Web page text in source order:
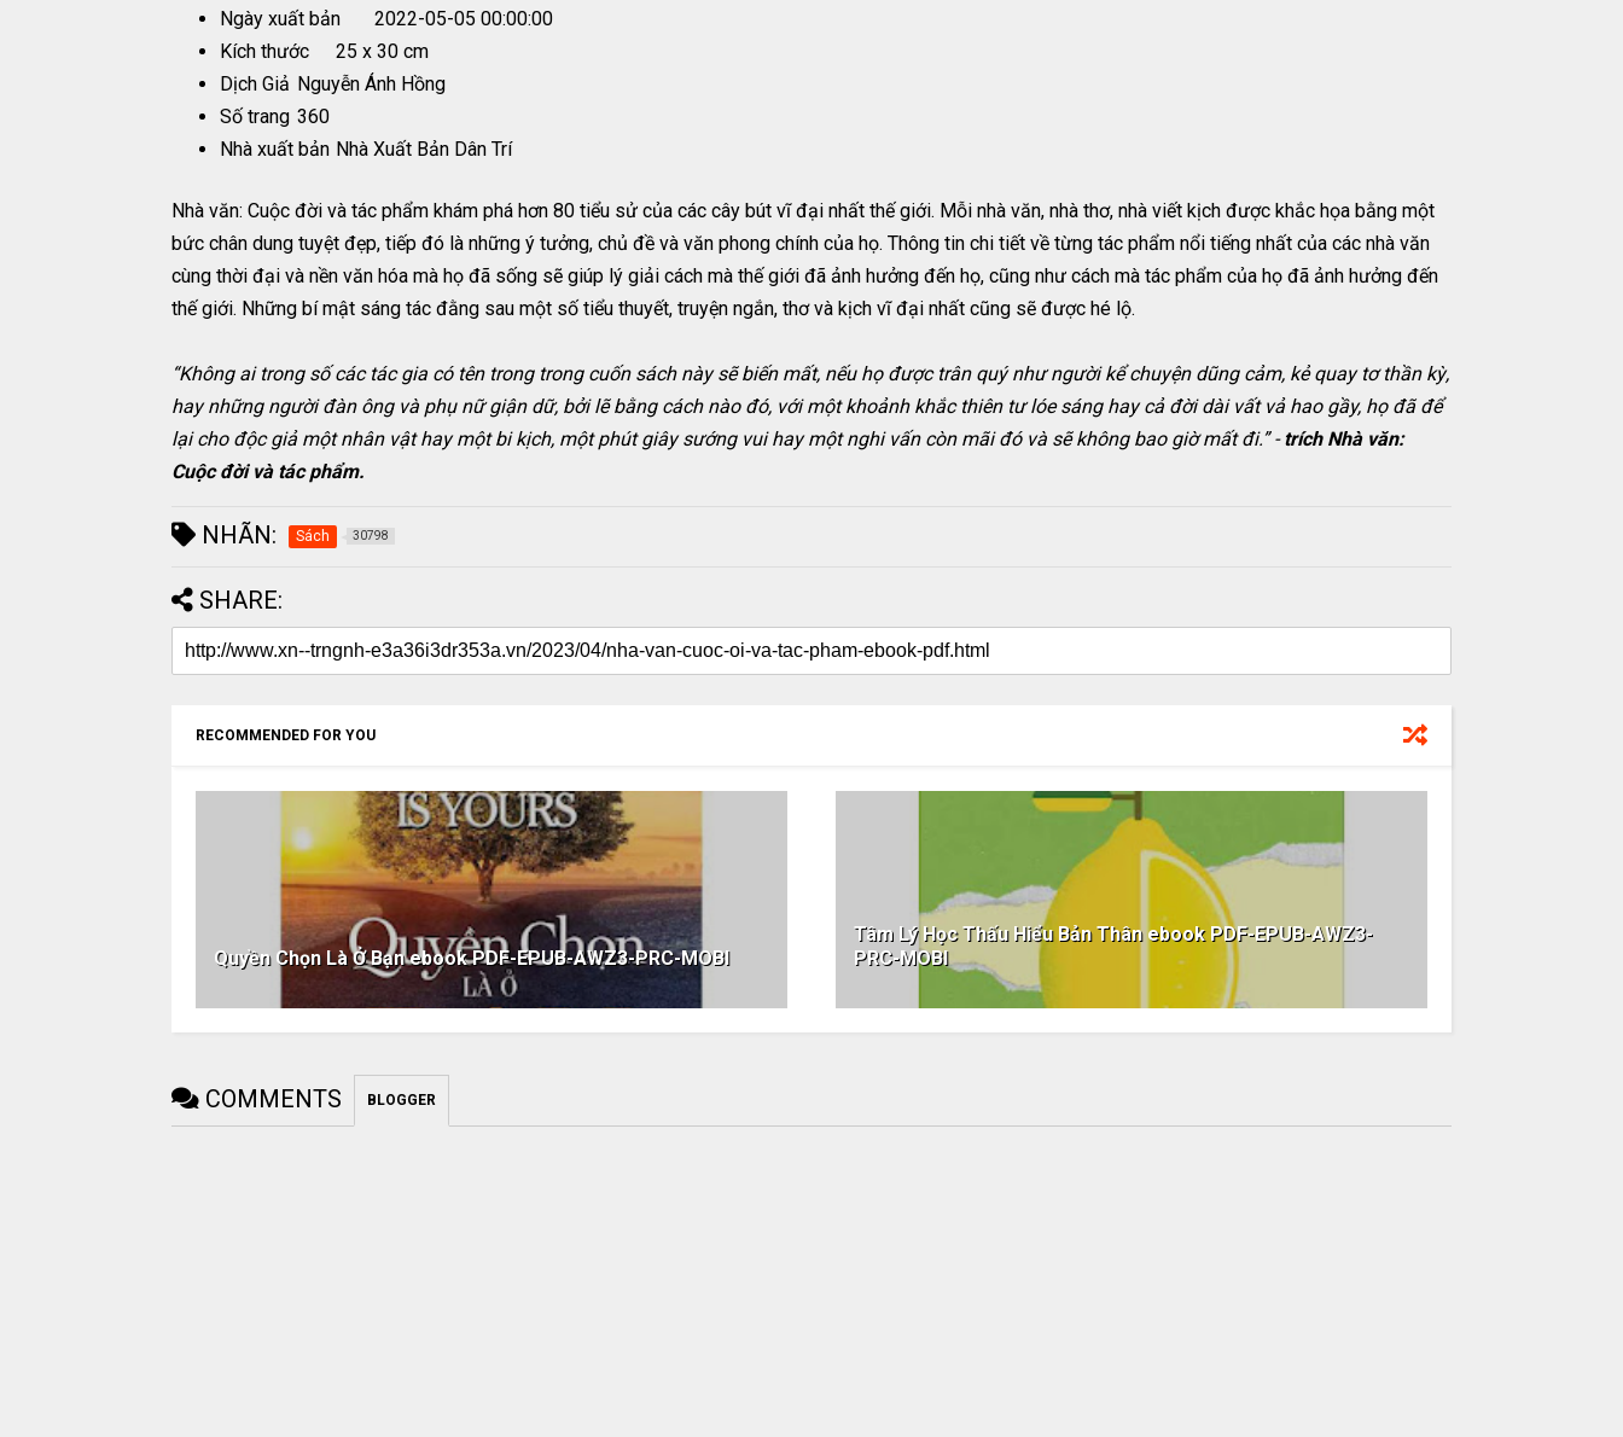
Ngày xuất bản
2022-05-05 00:00:00
Kích thước
25 x 30 cm
Dịch Giả Nguyễn Ánh Hồng
Số trang 360
Nhà xuất bản Nhà Xuất Bản Dân Trí
Nhà văn: Cuộc đời và tác phẩm khám phá hơn 80 tiểu sử của các cây bút vĩ đại nhất thế giới. Mỗi nhà văn, nhà thơ, nhà viết kịch được khắc họa bằng một
bức chân dung tuyệt đẹp, tiếp đó là những ý tưởng, chủ đề và văn phong chính của họ. Thông tin chi tiết về từng tác phẩm nổi tiếng nhất của các nhà văn
cùng thời đại và nền văn hóa mà họ đã sống sẽ giúp lý giải cách mà thế giới đã ảnh hưởng đến họ, cũng như cách mà tác phẩm của họ đã ảnh hưởng đến
thế giới. Những bí mật sáng tác đằng sau một số tiểu thuyết, truyện ngắn, thơ và kịch vĩ đại nhất cũng sẽ được hé lộ.
“Không ai trong số các tác gia có tên trong trong cuốn sách này sẽ biến mất, nếu họ được trân quý như người kể chuyện dũng cảm, kẻ quay tơ thần kỳ,
hay những người đàn ông và phụ nữ giận dữ, bởi lẽ bằng cách nào đó, với một khoảnh khắc thiên tư lóe sáng hay cả đời dài vất vả hao gầy, họ đã để
lại cho độc giả một nhân vật hay một bi kịch, một phút giây sướng vui hay một nghi vấn còn mãi đó và sẽ không bao giờ mất đi.” -trích Nhà văn:
Cuộc đời và tác phẩm.
NHÃN: Sách 30798
SHARE:
RECOMMENDED FOR YOU
Quyền Chọn Là Ở Bạn ebook PDF-EPUB-AWZ3-PRC-MOBI
Tâm Lý Học Thấu Hiểu Bản Thân ebook PDF-EPUB-AWZ3-
PRC-MOBI
COMMENTS BLOGGER